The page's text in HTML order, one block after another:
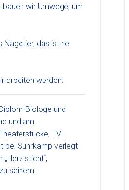
wir Umwege, um
Nagetier, das ist ne
arbeiten werden.
Biologe und
und am
TV-
bei Suhrkamp verlegt
sticht“,
seinem